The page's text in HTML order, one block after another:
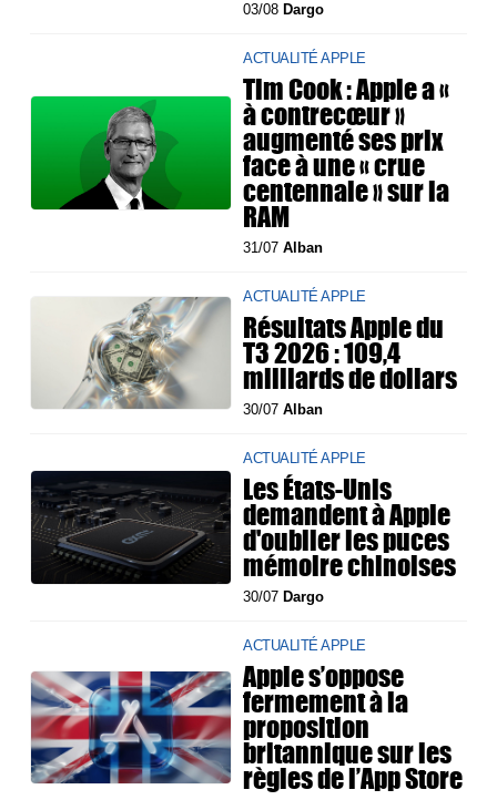
03/08 Dargo
ACTUALITÉ APPLE
Tim Cook : Apple a «
à contrecœur »
augmenté ses prix
face à une « crue
centennale » sur la
RAM
31/07Alban
ACTUALITÉ APPLE
Résultats Apple du
T3 2026 : 109,4
milliards de dollars
30/07Alban
ACTUALITÉ APPLE
Les États-Unis
demandent à Apple
d'oublier les puces
mémoire chinoises
30/07 Dargo
ACTUALITÉ APPLE
Apple s’oppose
fermement à la
proposition
britannique sur les
règles de l’App Store